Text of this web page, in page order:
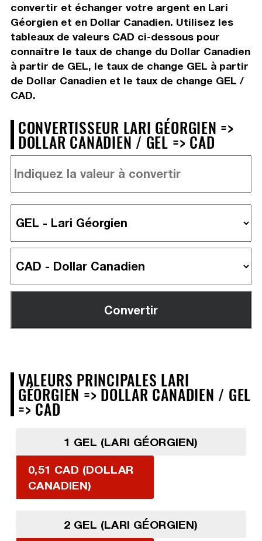
convertir et échanger votre argent en Lari
Géorgien et en Dollar Canadien. Utilisez les
tableaux de valeurs CAD ci-dessous pour
connaître le taux de change du Dollar Canadien
à partir de GEL, le taux de change GEL à partir
de Dollar Canadien et le taux de change GEL /
CAD.
CONVERTISSEUR LARI GÉORGIEN =>
DOLLAR CANADIEN / GEL => CAD
VALEURS PRINCIPALES LARI
GÉORGIEN => DOLLAR CANADIEN / GEL
=> CAD
1 GEL (LARI GÉORGIEN)
0,51 CAD (DOLLAR
CANADIEN)
2 GEL (LARI GÉORGIEN)